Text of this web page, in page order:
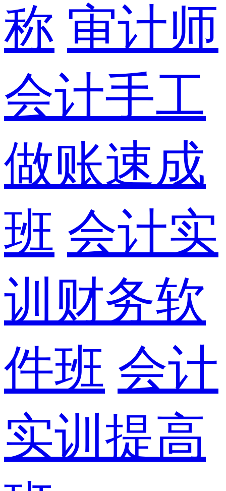
称 审计师
会计手工
做账速成
班 会计实
训财务软
件班 会计
实训提高